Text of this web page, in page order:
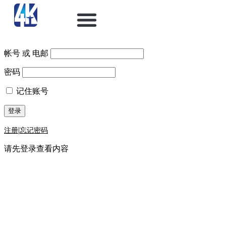
帐号 或 电邮
密码
记住账号
注册|忘记密码
请先登录查看内容